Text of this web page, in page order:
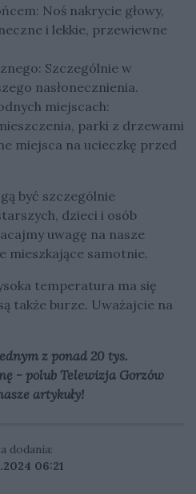
Noś nakrycie głowy,
i lekkie, przewiewne
Szczególnie w
nasłonecznienia.
miejscach:
parki z drzewami
miejsca na ucieczkę przed
być szczególnie
dzieci i osób
uwagę na nasze
mieszkające samotnie.
temperatura ma się
także burze. Uważajcie na
z ponad 20 tys.
- polub Telewizja Gorzów
artykuły!
dodania:
06:21